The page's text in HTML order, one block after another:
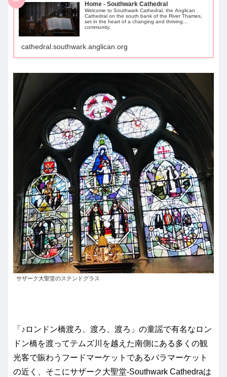
Home - Southwark Cathedral
Welcome to Southwark Cathedral, the Anglican
Cathedral on the south bank of the River Thames,
set in the heart of a changing and thriving
community.
cathedral.southwark.anglican.org
サザーク大聖堂のステンドグラス
「♪ロンドン橋渡ろ、渡ろ、渡ろ」の童謡で有名なロン
ドン橋を渡ってテムズ川を越えた南側にある多くの観
光客で賑わうフードマーケットであるバラマーケット
の近く、そこにサザーク大聖堂-Southwark Cathedraは